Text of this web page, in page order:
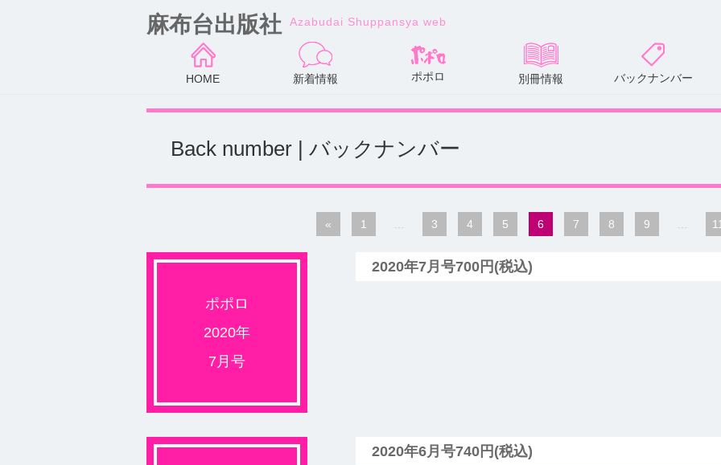
麻布台出版社 Azabudai Shuppansya web
HOME 新着情報 ポポロ 別冊情報 バックナンバー
Back number | バックナンバー
« 1 … 3 4 5 6 7 8 9 …
ポポロ
2020年
7月号
2020年7月号700円(税込)
2020年6月号740円(税込)